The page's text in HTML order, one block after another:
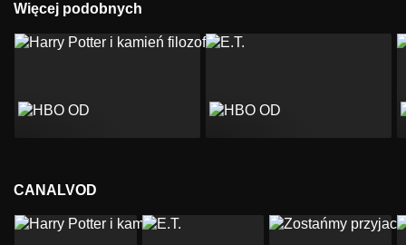
Więcej podobnych
CANALVOD